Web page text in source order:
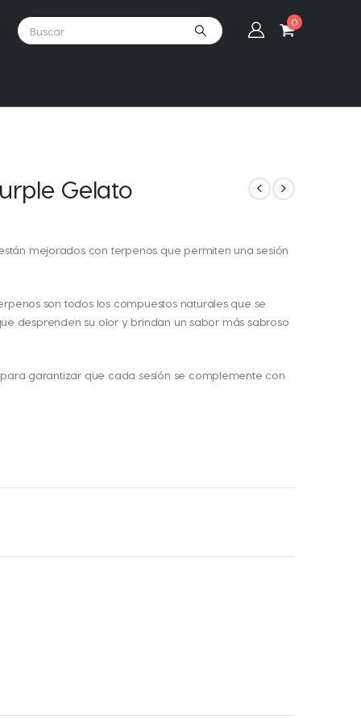
0
Gelato
mejorados con terpenos que permiten una sesión
son todos los compuestos naturales que se
desprenden su olor y brindan un sabor más sabroso
garantizar que cada sesión se complemente con